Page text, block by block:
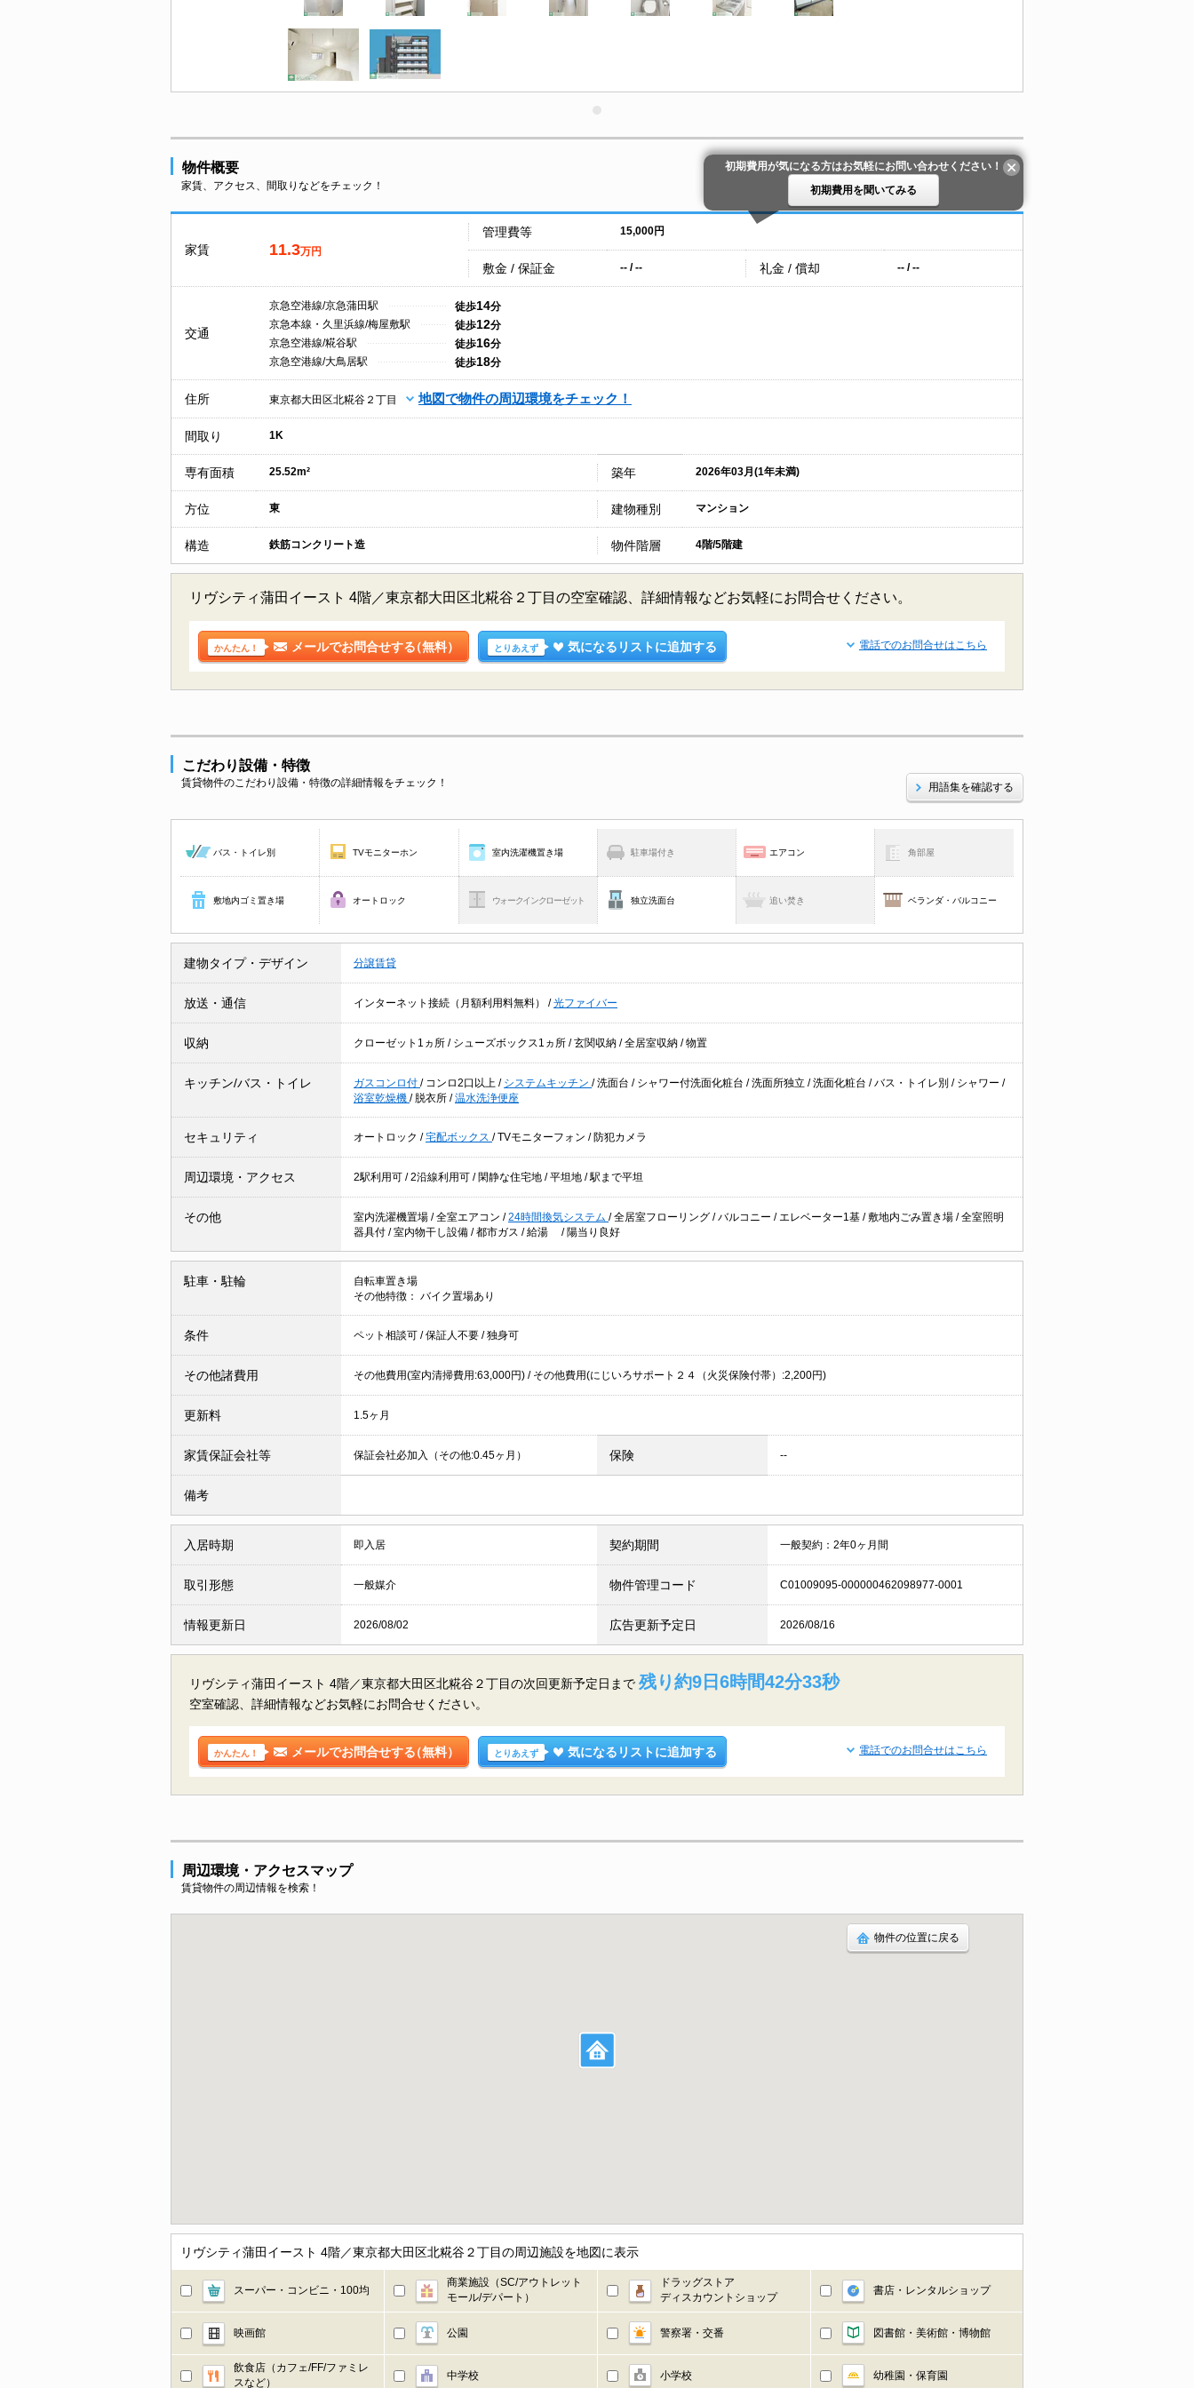
物件概要
家賃、アクセス、間取りなどをチェック！
初期費用が気になる方はお気軽にお問い合わせください！
初期費用を聞いてみる
家賃 11.3万円
管理費等 15,000円
敷金 / 保証金 -- / -- 礼金 / 償却 -- / --
交通
京急空港線/京急蒲田駅 徒歩14分
京急本線・久里浜線/梅屋敷駅
徒歩12分
京急空港線/糀谷駅
徒歩16分
京急空港線/大鳥居駅
徒歩18分
住所 東京都大田区北糀谷２丁目 地図で物件の周辺環境をチェック！
間取り 1K
専有面積 25.52m² 築年 2026年03月(1年未満)
方位 東 建物種別 マンション
構造 鉄筋コンクリート造 物件階層 4階/5階建
リヴシティ蒲田イースト 4階／東京都大田区北糀谷２丁目の空室確認、詳細情報などお気軽にお問合せください。
かんたん！ メールでお問合せする（無料） とりあえず 気になるリストに追加する 電話でのお問合せはこちら
こだわり設備・特徴
賃貸物件のこだわり設備・特徴の詳細情報をチェック！ 用語集を確認する
バス・トイレ別 TVモニターホン 室内洗濯機置き場 駐車場付き エアコン 角部屋
敷地内ゴミ置き場 オートロック ウォークインクローゼット 独立洗面台 追い焚き ベランダ・バルコニー
建物タイプ・デザイン 分譲賃貸
放送・通信 インターネット接続（月額利用料無料） /光ファイバー
収納 クローゼット1ヵ所 / シューズボックス1ヵ所 /玄関収納 /全居室収納 /物置
キッチン/バス・トイレ ガスコンロ付 / コンロ2口以上 / システムキッチン /洗面台 / シャワー付洗面化粧台 /洗面所独立 /洗面化粧台 /バス・トイレ別 / シャワー /
浴室乾燥機 / 脱衣所 /温水洗浄便座
セキュリティ オートロック /宅配ボックス /TVモニターフォン / 防犯カメラ
周辺環境・アクセス 2駅利用可 /2沿線利用可 / 閑静な住宅地 /平坦地 /駅まで平坦
その他 室内洗濯機置場 /全室エアコン /24時間換気システム /全居室フローリング /バルコニー / エレベーター1基 /敷地内ごみ置き場 /全室照明
器具付 /室内物干し設備 /都市ガス /給湯 / 陽当り良好
駐車・駐輪
自転車置き場
その他特徴： バイク置場あり
条件 ペット相談可 /保証人不要 /独身可
その他諸費用 その他費用(室内清掃費用:63,000円) / その他費用(にじいろサポート２４（火災保険付帯）:2,200円)
更新料 1.5ヶ月
家賃保証会社等 保証会社必加入（その他:0.45ヶ月） 保険 --
備考
入居時期 即入居 契約期間 一般契約：2年0ヶ月間
取引形態 一般媒介 物件管理コード C01009095-000000462098977-0001
情報更新日 2026/08/02 広告更新予定日 2026/08/16
リヴシティ蒲田イースト 4階／東京都大田区北糀谷２丁目の次回更新予定日まで 残り約9日6時間42分32秒
空室確認、詳細情報などお気軽にお問合せください。
かんたん！ メールでお問合せする（無料） とりあえず 気になるリストに追加する 電話でのお問合せはこちら
周辺環境・アクセスマップ
賃貸物件の周辺情報を検索！
物件の位置に戻る
リヴシティ蒲田イースト 4階／東京都大田区北糀谷２丁目の周辺施設を地図に表示
スーパー・コンビニ・100均
商業施設（SC/アウトレット
モール/デパート）
ドラッグストア
ディスカウントショップ
書店・レンタルショップ
映画館 公園 警察署・交番 図書館・美術館・博物館
飲食店（カフェ/FF/ファミレ
スなど）
中学校 小学校 幼稚園・保育園